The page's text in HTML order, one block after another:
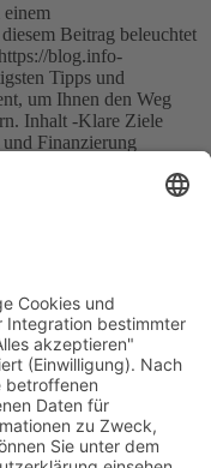
Beitrag beleuchtet
blog.info-
Tipps und
um Ihnen den Weg
Inhalt -Klare Ziele
Finanzierung
-